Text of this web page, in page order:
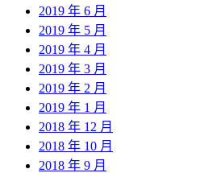
2019 年 6 月
2019 年 5 月
2019 年 4 月
2019 年 3 月
2019 年 2 月
2019 年 1 月
2018 年 12 月
2018 年 10 月
2018 年 9 月